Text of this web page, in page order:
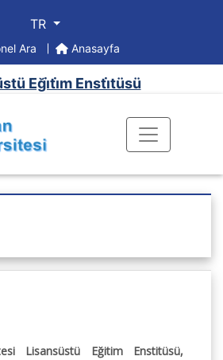
TR
Ara Anasayfa
Eği̇ti̇m Ensti̇tüsü
Lisansüstü Eğitim Enstitüsü,